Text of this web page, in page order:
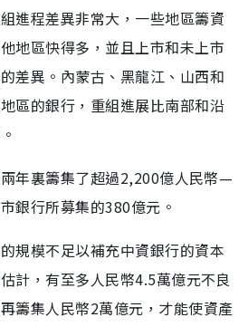
進程差異非常大，一些地區籌資
地區快得多，並且上市和未上市
差異。內蒙古、黑龍江、山西和
區的銀行，重組進展比南部和沿
年裏籌集了超過2,200億人民幣—
銀行所募集的380億元。
規模不足以補充中資銀行的資本
計，有至多人民幣4.5萬億元不良
籌集人民幣2萬億元，才能使資產